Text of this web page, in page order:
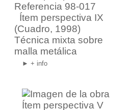
Referencia 98-017
Ítem perspectiva IX
(Cuadro, 1998)
Técnica mixta sobre
malla metálica
► + info